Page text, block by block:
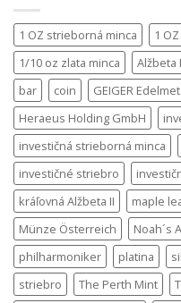
1 OZ strieborná minca 1
1/10 oz zlata minca
Alžbeta
bar
coin GEIGER
Heraeus Holding GmbH
investičná strieborná minca
investičné striebro
kráľovná Alžbeta II
maple
Münze Österreich
Noah´s
philharmoniker
platina
striebro
The Perth Mint